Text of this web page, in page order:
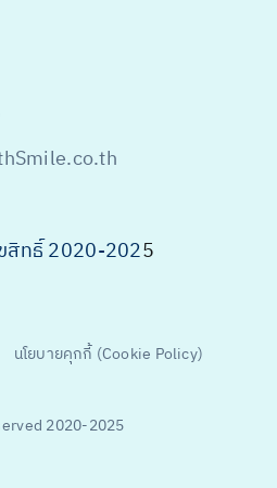
สิทธิ์ 2020-2025
นโยบายคุกกี้ (Cookie Policy)
2020-2025